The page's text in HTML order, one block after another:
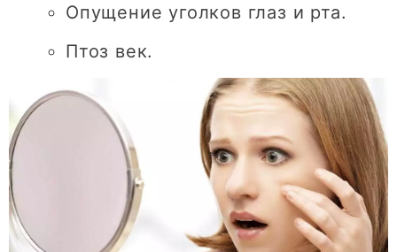
Опущение уголков глаз и рта.
Птоз век.